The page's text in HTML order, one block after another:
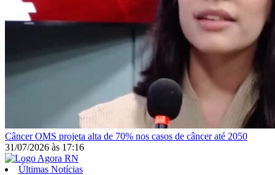
CâncerOMS projeta alta de 70% nos casos de câncer até 2050
31/07/2026 às 17:16
Últimas Notícias